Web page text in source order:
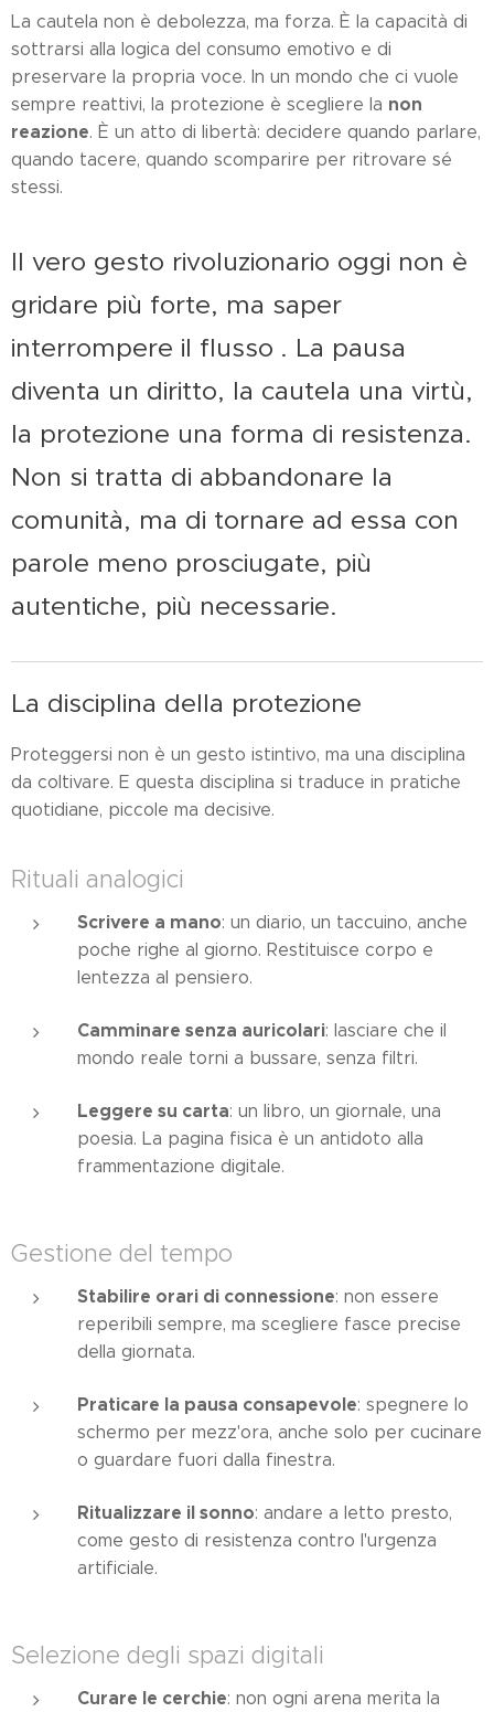
La cautela non è debolezza, ma forza. È la capacità di
sottrarsi alla logica del consumo emotivo e di
preservare la propria voce. In un mondo che ci vuole
sempre reattivi, la protezione è scegliere la non
reazione. È un atto di libertà: decidere quando parlare,
quando tacere, quando scomparire per ritrovare sé
stessi.
Il vero gesto rivoluzionario oggi non è
gridare più forte, ma saper
interrompere il flusso . La pausa
diventa un diritto, la cautela una virtù,
la protezione una forma di resistenza.
Non si tratta di abbandonare la
comunità, ma di tornare ad essa con
parole meno prosciugate, più
autentiche, più necessarie.
La disciplina della protezione
Proteggersi non è un gesto istintivo, ma una disciplina
da coltivare. E questa disciplina si traduce in pratiche
quotidiane, piccole ma decisive.
Rituali analogici
Scrivere a mano: un diario, un taccuino, anche
poche righe al giorno. Restituisce corpo e
lentezza al pensiero.
Camminare senza auricolari: lasciare che il
mondo reale torni a bussare, senza filtri.
Leggere su carta: un libro, un giornale, una
poesia. La pagina fisica è un antidoto alla
frammentazione digitale.
Gestione del tempo
Stabilire orari di connessione: non essere
reperibili sempre, ma scegliere fasce precise
della giornata.
Praticare la pausa consapevole: spegnere lo
schermo per mezz'ora, anche solo per cucinare
o guardare fuori dalla finestra.
Ritualizzare il sonno: andare a letto presto,
come gesto di resistenza contro l'urgenza
artificiale.
Selezione degli spazi digitali
Curare le cerchie: non ogni arena merita la